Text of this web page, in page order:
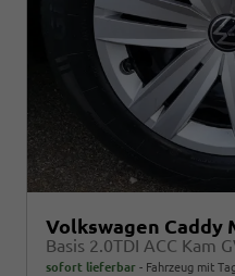
Volkswagen Caddy
Basis 2.0TDI ACC Kam
sofort lieferbar Fahrzeug mit